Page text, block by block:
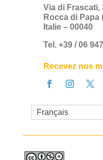
Via di Frascati,
Rocca di Papa
Italie – 00040
Tel. +39 / 06
Recevez nos
Français